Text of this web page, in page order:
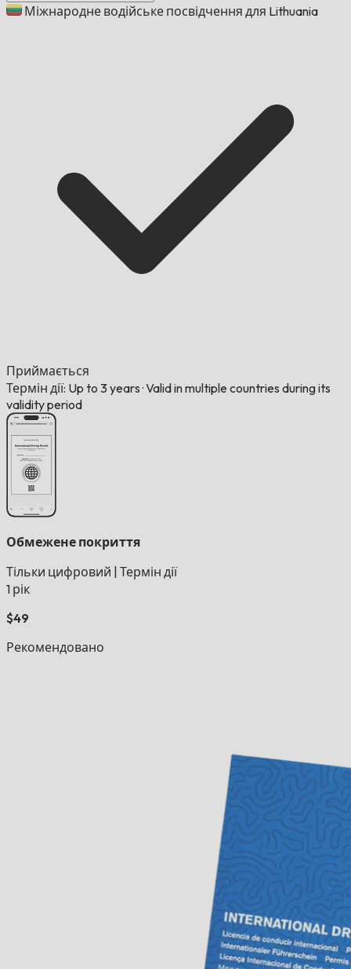
Міжнародне водійське посвідчення для Lithuania
Приймається
Термін дії: Up to 3 years ·Valid in multiple countries during its
validity period
Обмежене покриття
Тільки цифровий Термін дії
1 рік
$49
Рекомендовано